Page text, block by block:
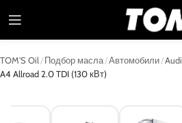
TOM'S Oil /Подбор масла/Автомобили/Audi
A4 Allroad 2.0 TDI (130 кВт)